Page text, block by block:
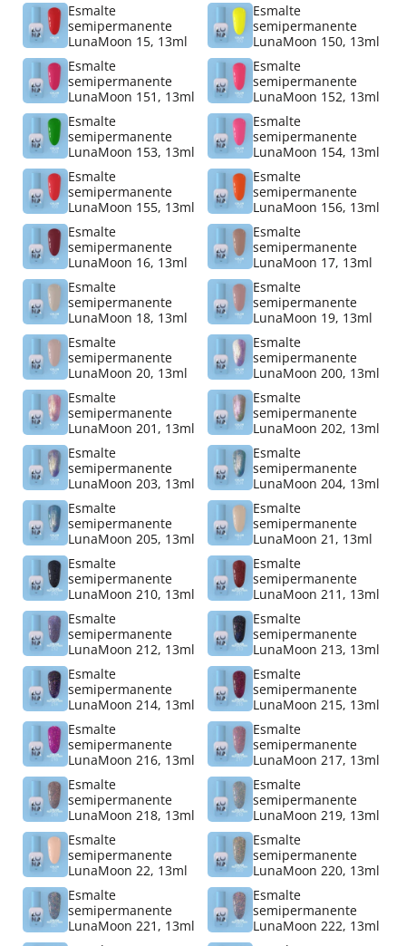
Esmalte
semipermanente
LunaMoon 15, 13ml
Esmalte
semipermanente
LunaMoon 150, 13ml
Esmalte
semipermanente
LunaMoon 151, 13ml
Esmalte
semipermanente
LunaMoon 152, 13ml
Esmalte
semipermanente
LunaMoon 153, 13ml
Esmalte
semipermanente
LunaMoon 154, 13ml
Esmalte
semipermanente
LunaMoon 155, 13ml
Esmalte
semipermanente
LunaMoon 156, 13ml
Esmalte
semipermanente
LunaMoon 16, 13ml
Esmalte
semipermanente
LunaMoon 17, 13ml
Esmalte
semipermanente
LunaMoon 18, 13ml
Esmalte
semipermanente
LunaMoon 19, 13ml
Esmalte
semipermanente
LunaMoon 20, 13ml
Esmalte
semipermanente
LunaMoon 200, 13ml
Esmalte
semipermanente
LunaMoon 201, 13ml
Esmalte
semipermanente
LunaMoon 202, 13ml
Esmalte
semipermanente
LunaMoon 203, 13ml
Esmalte
semipermanente
LunaMoon 204, 13ml
Esmalte
semipermanente
LunaMoon 205, 13ml
Esmalte
semipermanente
LunaMoon 21, 13ml
Esmalte
semipermanente
LunaMoon 210, 13ml
Esmalte
semipermanente
LunaMoon 211, 13ml
Esmalte
semipermanente
LunaMoon 212, 13ml
Esmalte
semipermanente
LunaMoon 213, 13ml
Esmalte
semipermanente
LunaMoon 214, 13ml
Esmalte
semipermanente
LunaMoon 215, 13ml
Esmalte
semipermanente
LunaMoon 216, 13ml
Esmalte
semipermanente
LunaMoon 217, 13ml
Esmalte
semipermanente
LunaMoon 218, 13ml
Esmalte
semipermanente
LunaMoon 219, 13ml
Esmalte
semipermanente
LunaMoon 22, 13ml
Esmalte
semipermanente
LunaMoon 220, 13ml
Esmalte
semipermanente
LunaMoon 221, 13ml
Esmalte
semipermanente
LunaMoon 222, 13ml